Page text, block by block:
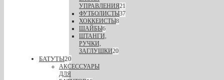
УПРАВЛЕНИЯ21
ФУТБОЛИСТЫ37
ХОККЕИСТЫ8
ШАЙБЫ6
ШТАНГИ,
РУЧКИ,
ЗАГЛУШКИ20
БАТУТЫ20
АКСЕССУАРЫ
ДЛЯ